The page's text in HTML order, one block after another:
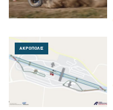
ΑΚΡΌΠΟΛΙΣ